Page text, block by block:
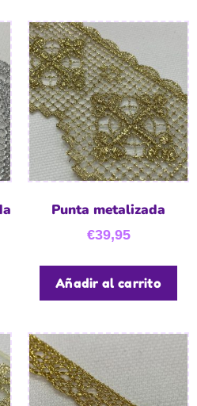
Punta metalizada
€39,95
Añadir al carrito